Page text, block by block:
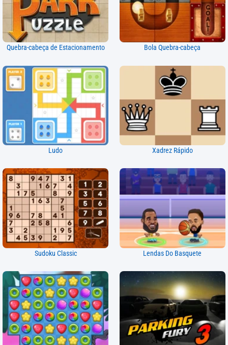
Quebra-cabeça de Estacionamento Bola Quebra-cabeça
Ludo Xadrez Rápido
Sudoku Classic Lendas Do Basquete